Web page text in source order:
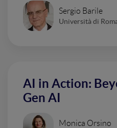
Sergio Barile
Università di
AI in Action:
Gen AI
Monica Orsino